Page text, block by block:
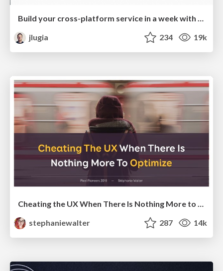
Build your cross-platform service in a week with App Engine
jlugia
234 19k
Cheating the UX When There Is Nothing More to Optimize - PixelPioneers
stephaniewalter
287 14k